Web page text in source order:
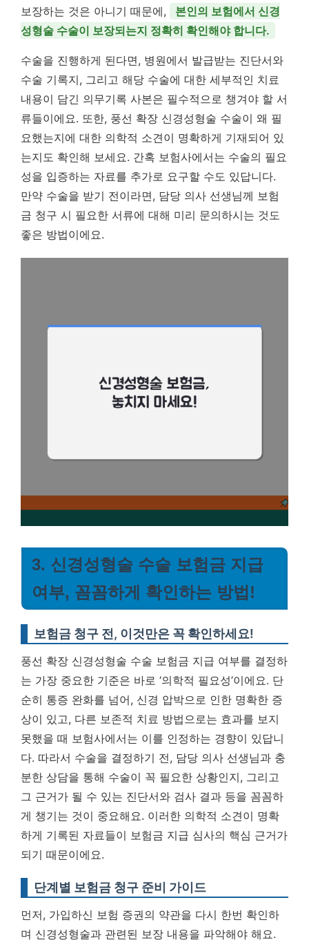
보장하는 것은 아니기 때문에,
본인의 보험에서 신경
성형술 수술이 보장되는지 정확히 확인해야 합니다.
수술을 진행하게 된다면, 병원에서 발급받는 진단서와
수술 기록지, 그리고 해당 수술에 대한 세부적인 치료
내용이 담긴 의무기록 사본은 필수적으로 챙겨야 할 서
류들이에요. 또한, 풍선 확장 신경성형술 수술이 왜 필
요했는지에 대한 의학적 소견이 명확하게 기재되어 있
는지도 확인해 보세요. 간혹 보험사에서는 수술의 필요
성을 입증하는 자료를 추가로 요구할 수도 있답니다.
만약 수술을 받기 전이라면, 담당 의사 선생님께 보험
금 청구 시 필요한 서류에 대해 미리 문의하시는 것도
좋은 방법이에요.
3. 신경성형술 수술 보험금 지급
여부, 꼼꼼하게 확인하는 방법!
보험금 청구 전, 이것만은 꼭 확인하세요!
풍선 확장 신경성형술 수술 보험금 지급 여부를 결정하
는 가장 중요한 기준은 바로 ‘의학적 필요성’이에요. 단
순히 통증 완화를 넘어, 신경 압박으로 인한 명확한 증
상이 있고, 다른 보존적 치료 방법으로는 효과를 보지
못했을 때 보험사에서는 이를 인정하는 경향이 있답니
다. 따라서 수술을 결정하기 전, 담당 의사 선생님과 충
분한 상담을 통해 수술이 꼭 필요한 상황인지, 그리고
그 근거가 될 수 있는 진단서와 검사 결과 등을 꼼꼼하
게 챙기는 것이 중요해요. 이러한 의학적 소견이 명확
하게 기록된 자료들이 보험금 지급 심사의 핵심 근거가
되기 때문이에요.
단계별 보험금 청구 준비 가이드
먼저, 가입하신 보험 증권의 약관을 다시 한번 확인하
며 신경성형술과 관련된 보장 내용을 파악해야 해요.